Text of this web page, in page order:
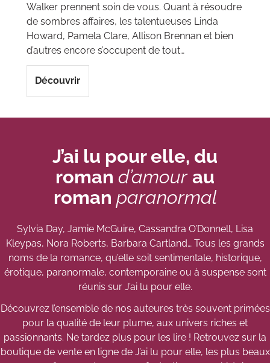
Walker prennent soin de vous. Quant à résoudre
de sombres affaires, les talentueuses Linda
Howard, Pamela Clare, Allison Brennan et bien
d’autres encore s’occupent de tout…
Découvrir
J’ai lu pour elle, du
roman d’amourau
roman paranormal
Sylvia Day, Jamie McGuire, Cassandra O’Donnell, Lisa
Kleypas, Nora Roberts, Barbara Cartland… Tous les grands
noms de la romance, qu’elle soit sentimentale, historique,
érotique, paranormale, contemporaine ou à suspense sont
réunis sur J’ai lu pour elle.
Découvrez l’ensemble de nos auteures très souvent primées
pour la qualité de leur plume, aux univers riches et
passionnants. Ne tardez plus pour les lire ! Retrouvez sur la
boutique de vente en ligne de J’ai lu pour elle, les plus beaux